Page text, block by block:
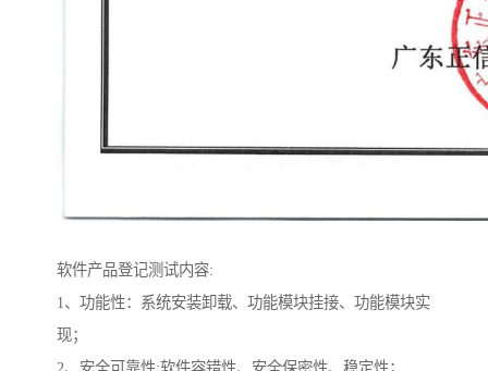
软件产品登记测试内容:
1、功能性：系统安装卸载、功能模块挂接、功能模块实
现；
2、安全可靠性:软件容错性、安全保密性、稳定性；